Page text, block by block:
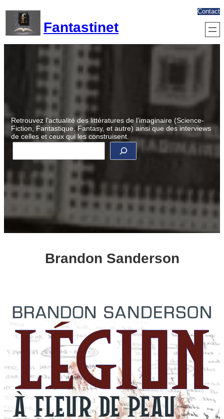
contenu
Fantastinet
Contact
Retrouvez l’actualité des littératures de l’imaginaire (Science-
Fiction, Fantastique, Fantasy, et autre) ainsi que des interviews
de celles et ceux qui les construisent.
R
c
r
c
h
r
Brandon Sanderson